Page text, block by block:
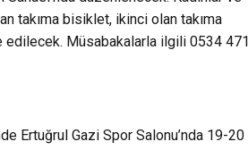
takıma bisiklet, ikinci olan takıma
edilecek. Müsabakalarla ilgili 0534 471
Ertuğrul Gazi Spor Salonu’nda 19-20